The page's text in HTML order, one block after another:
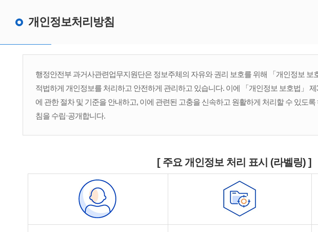
개인정보처리방침
행정안전부 과거사관련업무지원단은 정보주체의 자유와 권리 보호를 위해 「개인정보 보
적법하게 개인정보를 처리하고 안전하게 관리하고 있습니다. 이에 「개인정보 보호법」
에 관한 절차 및 기준을 안내하고, 이에 관련된 고충을 신속하고 원활하게 처리할 수 있도
침을 수립·공개합니다.
[ 주요 개인정보 처리 표시 (라벨링) ]